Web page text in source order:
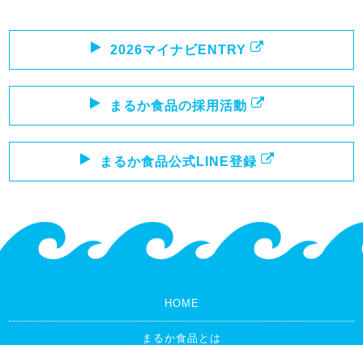
2026マイナビENTRY
まるか食品の採用活動
まるか食品公式LINE登録
HOME
まるか食品とは